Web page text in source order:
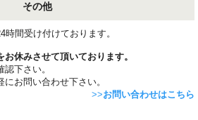
その他
間受け付けております。
休みさせて頂いております。
下さい。
お問い合わせ下さい。
>>お問い合わせはこちら